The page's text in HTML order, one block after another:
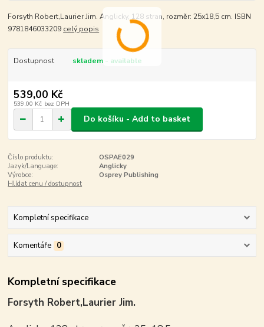
Forsyth Robert,Laurier Jim. Anglicky, 128 stran, rozměr: 25x18,5 cm. ISBN
9781846033209 celý popis
Dostupnost skladem - available
539,00 Kč
539,00 Kč bez DPH
Do košíku - Add to basket
Číslo produktu:
OSPAE029
Jazyk/Language:
Anglicky
Výrobce:
Osprey Publishing
Hlídat cenu / dostupnost
Kompletní specifikace
Komentáře 0
Kompletní specifikace
Forsyth Robert,Laurier Jim.